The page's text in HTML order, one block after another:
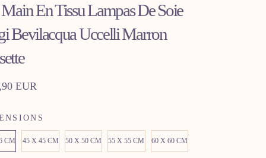
En Tissu Lampas De Soie
Bevilacqua Uccelli Marron
EUR
CM 45 X 45 CM 50 X 50 CM 55 X 55 CM 60 X 60 CM